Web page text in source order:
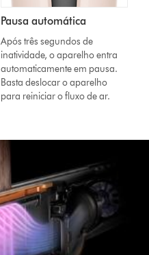
Pausa automática
Após três segundos de
inatividade, o aparelho entra
automaticamente em pausa.
Basta deslocar o aparelho
para reiniciar o fluxo de ar.